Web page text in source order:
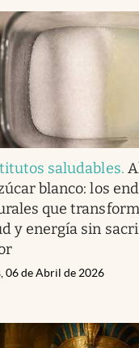
saludables.
blanco: los
que
y energía sin
06 de Abril de 2026